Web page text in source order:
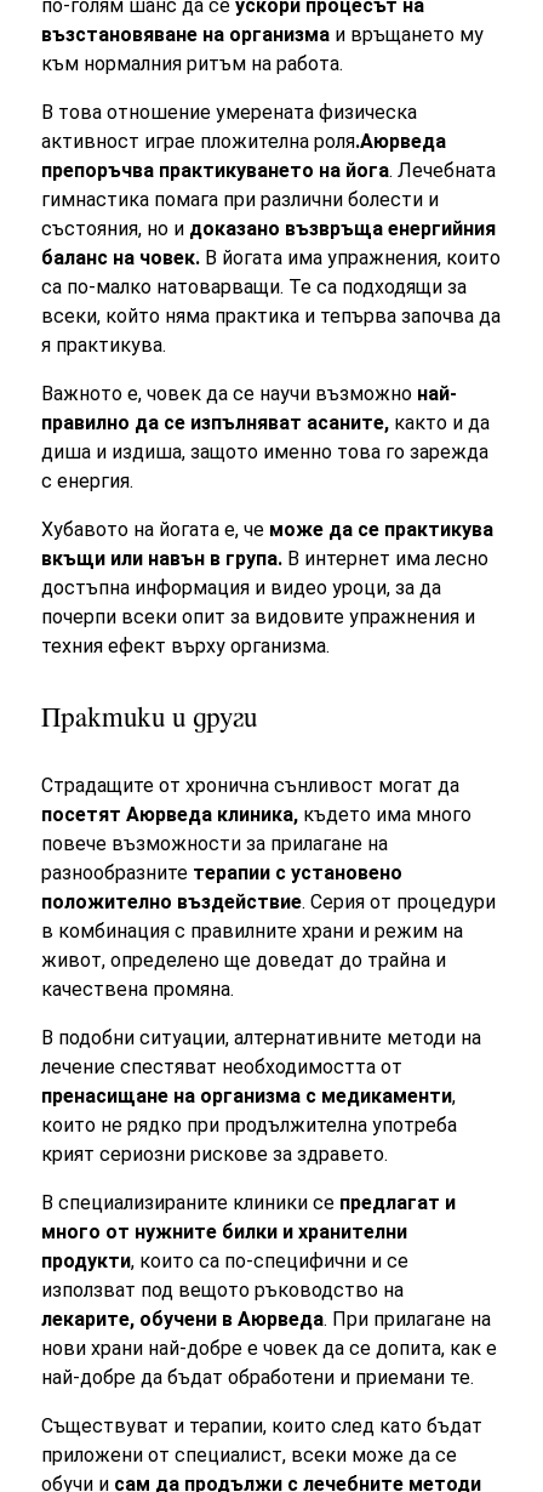
по-голям шанс да се ускори процесът на
възстановяване на организма и връщането му
към нормалния ритъм на работа.
В това отношение умерената физическа
активност играе пложителна роля.Аюрведа
препоръчва практикуването на йога. Лечебната
гимнастика помага при различни болести и
състояния, но и доказано възвръща енергийния
баланс на човек. В йогата има упражнения, които
са по-малко натоварващи. Те са подходящи за
всеки, който няма практика и тепърва започва да
я практикува.
Важното е, човек да се научи възможно най-
правилно да се изпълняват асаните, както и да
диша и издиша, защото именно това го зарежда
с енергия.
Хубавото на йогата е, че може да се практикува
вкъщи или навън в група. В интернет има лесно
достъпна информация и видео уроци, за да
почерпи всеки опит за видовите упражнения и
техния ефект върху организма.
Практики и други
Страдащите от хронична сънливост могат да
посетят Аюрведа клиника, където има много
повече възможности за прилагане на
разнообразните терапии с установено
положително въздействие. Серия от процедури
в комбинация с правилните храни и режим на
живот, определено ще доведат до трайна и
качествена промяна.
В подобни ситуации, алтернативните методи на
лечение спестяват необходимостта от
пренасищане на организма с медикаменти,
които не рядко при продължителна употреба
крият сериозни рискове за здравето.
В специализираните клиники се предлагат и
много от нужните билки и хранителни
продукти, които са по-специфични и се
използват под вещото ръководство на
лекарите, обучени в Аюрведа. При прилагане на
нови храни най-добре е човек да се допита, как е
най-добре да бъдат обработени и приемани те.
Съществуват и терапии, които след като бъдат
приложени от специалист, всеки може да се
обучи и сам да продължи с лечебните методи